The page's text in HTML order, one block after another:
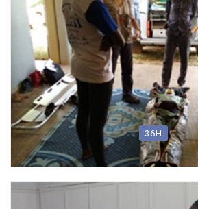
36H
Formation d’Ambulancier